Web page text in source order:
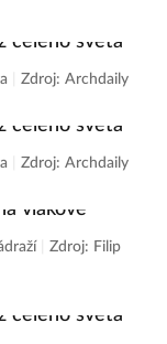
Zdroj: Archdaily
Zdroj: Archdaily
Zdroj: Filip